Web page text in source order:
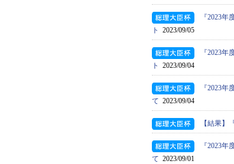
『2023
ト
2023/09/05
『2023
ト
2023/09/04
『2023
て 2023/09/04
【結果】
『2023
て 2023/09/01